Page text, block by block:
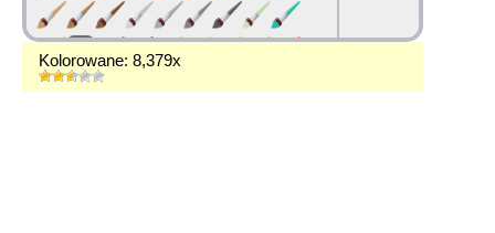
Kolorowane: 8,379x